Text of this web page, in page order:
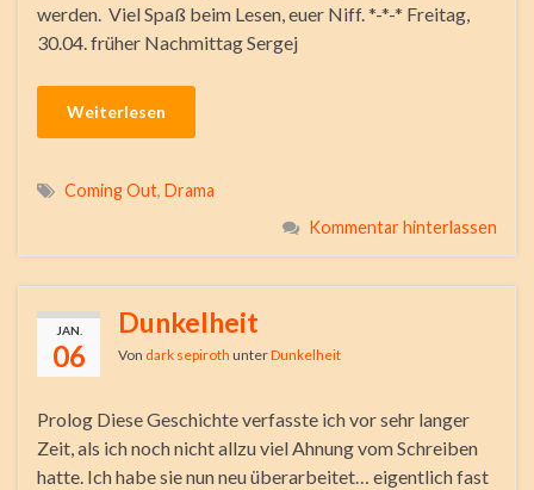
werden. Viel Spaß beim Lesen, euer Niff. *-*-* Freitag,
30.04. früher Nachmittag Sergej
Weiterlesen
Coming Out, Drama
Kommentar hinterlassen
JAN.
06
Dunkelheit
Von dark sepiroth unterDunkelheit
Prolog Diese Geschichte verfasste ich vor sehr langer
Zeit, als ich noch nicht allzu viel Ahnung vom Schreiben
hatte. Ich habe sie nun neu überarbeitet… eigentlich fast